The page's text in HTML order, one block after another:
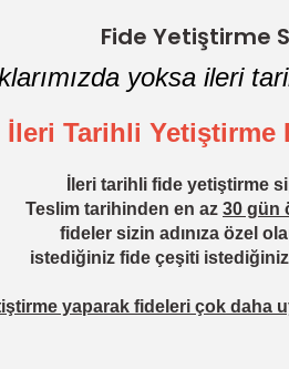
Fide Yetiştirme
yoksa ileri
İleri Tarihli Yetiştirme
İleri tarihli fide yetiştirme
Teslim tarihinden en az 30 gün
fideler sizin adınıza özel
istediğiniz fide çeşiti
yaparak fideleri çok daha